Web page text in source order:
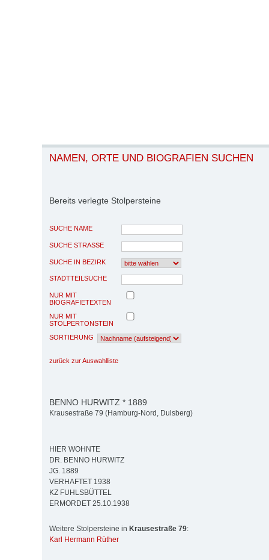
NAMEN, ORTE UND BIOGRAFIEN SUCHEN
Bereits verlegte Stolpersteine
SUCHE NAME
SUCHE STRASSE
SUCHE IN BEZIRK
STADTTEILSUCHE
NUR MIT
BIOGRAFIETEXTEN
NUR MIT
STOLPERTONSTEIN
SORTIERUNG
zurück zur Auswahlliste
BENNO HURWITZ * 1889
Krausestraße 79 (Hamburg-Nord, Dulsberg)
HIER WOHNTE
DR. BENNO HURWITZ
JG. 1889
VERHAFTET 1938
KZ FUHLSBÜTTEL
ERMORDET 25.10.1938
Weitere Stolpersteine in Krausestraße 79:
Karl Hermann Rüther